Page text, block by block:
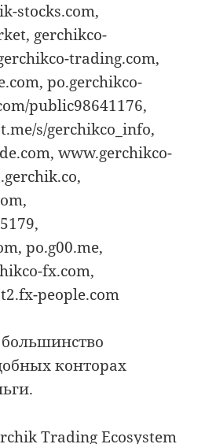
stocks.com,
gerchikco-
trading.com,
po.gerchikco-
public98641176,
s/gerchikco_info,
www.gerchikco-
po.g00.me,
fx.com,
people.com
конторах
Trading Ecosystem